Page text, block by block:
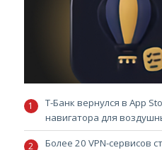
Т-Банк вернулся в App
навигатора для
Более 20 VPN-сервисов